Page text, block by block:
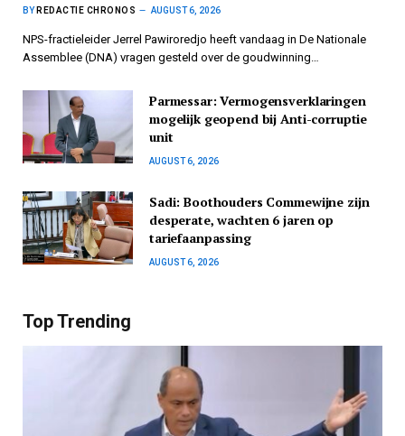
BY REDACTIE CHRONOS AUGUST 6, 2026
NPS-fractieleider Jerrel Pawiroredjo heeft vandaag in De Nationale
Assemblee (DNA) vragen gesteld over de goudwinning…
Parmessar: Vermogensverklaringen
mogelijk geopend bij Anti-corruptie
unit
AUGUST 6, 2026
Sadi: Boothouders Commewijne zijn
desperate, wachten 6 jaren op
tariefaanpassing
AUGUST 6, 2026
Top Trending